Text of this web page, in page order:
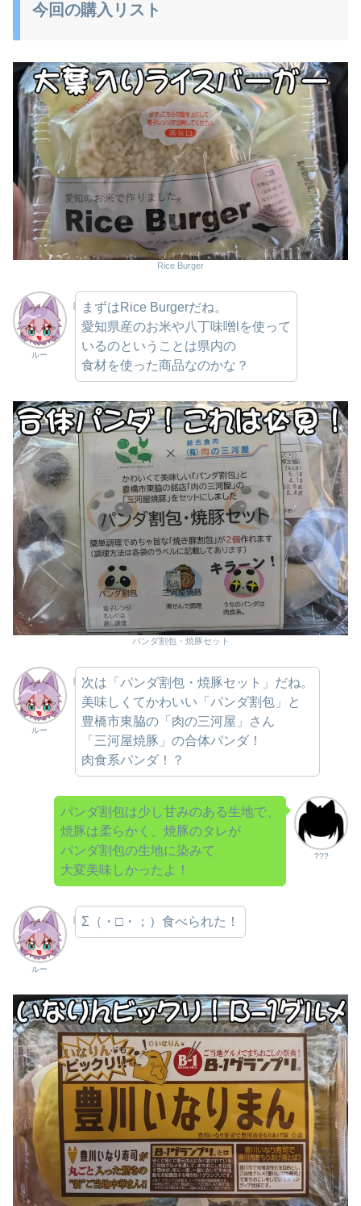
今回の購入リスト
Rice Burger
ルー
まずはRice Burgerだね。
愛知県産のお米や八丁味噌lを使って
いるのということは県内の
食材を使った商品なのかな？
パンダ割包・焼豚セット
ルー
次は「パンダ割包・焼豚セット」だね。
美味しくてかわいい「パンダ割包」と
豊橋市東脇の「肉の三河屋」さん
「三河屋焼豚」の合体パンダ！
肉食系パンダ！？
???
パンダ割包は少し甘みのある生地で、
焼豚は柔らかく、焼豚のタレが
パンダ割包の生地に染みて
大変美味しかったよ！
ルー
Σ（・□・；）食べられた！